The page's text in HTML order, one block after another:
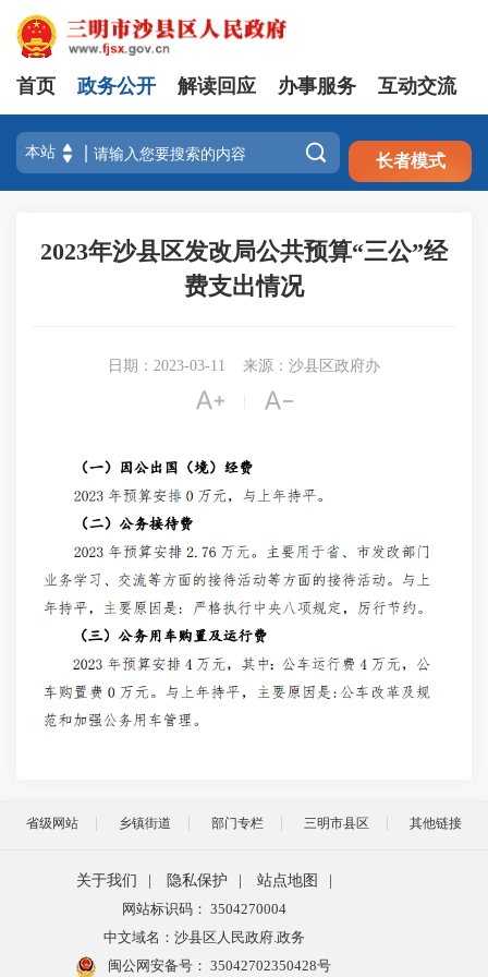
注册 登录
首页 政务公开 解读回应 办事服务 互动交流
 长者模式
2023年沙县区发改局公共预算“三公”经
费支出情况
日期：2023-03-11 来源：沙县区政府办
 
省级网站 乡镇街道 部门专栏 三明市县区 其他链接
关于我们 隐私保护 站点地图
网站标识码： 3504270004
中文域名：沙县区人民政府.政务
闽公网安备号： 35042702350428号